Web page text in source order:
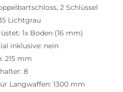
2 Schlüssel
Lichtgrau
1x Boden (16 mm)
inklusive: nein
215 mm
8
Langwaffen: 1300 mm